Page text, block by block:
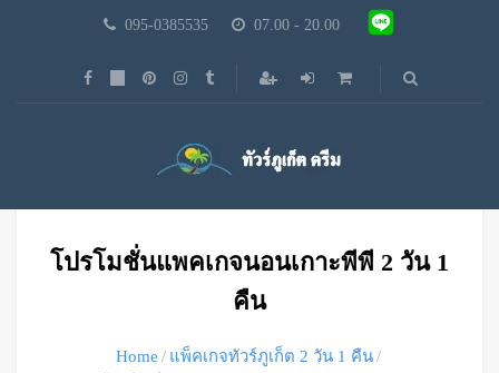
095-0385535 07.00 - 20.00
โปรโมชั่นแพคเกจนอนเกาะพีพี 2 วัน 1
คืน
Home
แพ็คเกจทัวร์ภูเก็ต 2 วัน 1 คืน